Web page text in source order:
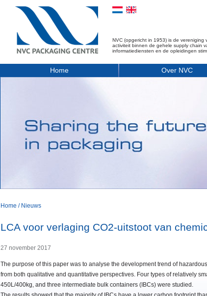
NVC (opgericht in 1953) is de
activiteit binnen de gehele supply chain
informatiediensten en de opleidingen
Home Over NVC
Home / Nieuws
LCA voor verlaging CO2-uitstoot van
27 november 2017
The purpose of this paper was to analyse the development trend of
from both qualitative and quantitative perspectives. Four types of relatively
450L/400kg, and three intermediate bulk containers (IBCs) were studied.